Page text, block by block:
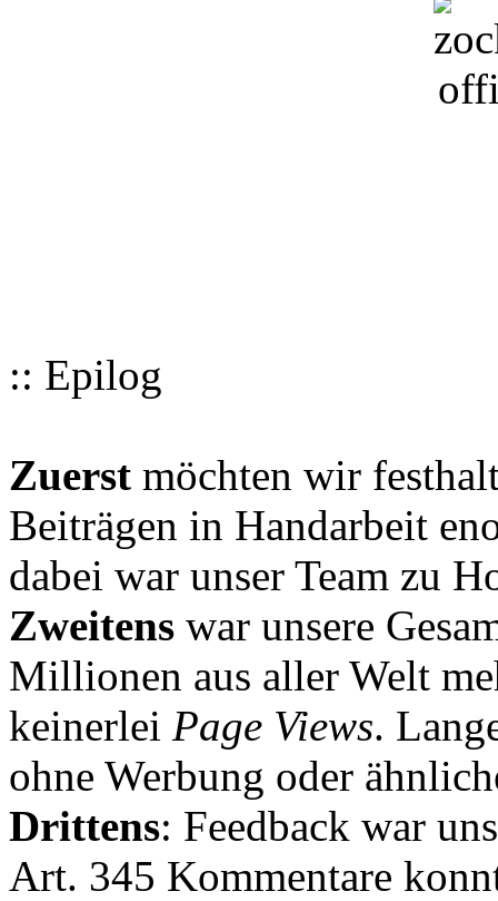
:: Epilog
Zuerst möchten wir
Beiträgen in Handarbeit
dabei war unser Team zu
Zweitens war unsere
Millionen aus aller Welt
keinerlei Page Views.
ohne Werbung oder
Drittens: Feedback war
Art. 345 Kommentare